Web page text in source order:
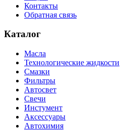
Контакты
Обратная связь
Каталог
Масла
Технологические жидкости
Смазки
Фильтры
Автосвет
Свечи
Инстумент
Аксессуары
Автохимия